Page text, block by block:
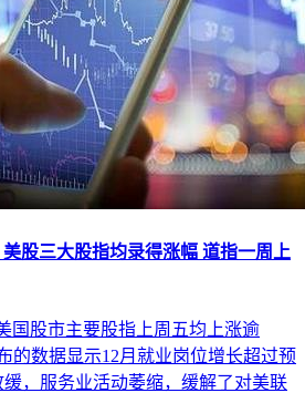
股三大股指均录得涨幅 道指一周上
国股市主要股指上周五均上涨逾
的数据显示12月就业岗位增长超过预
，服务业活动萎缩，缓解了对美联